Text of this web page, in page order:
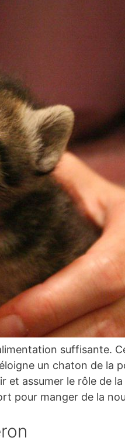
suffisante.
un chaton de la
et assumer le rôle de
pour manger de la